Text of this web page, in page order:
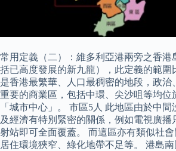
常用定義（二）：維多利亞港兩旁之香港
括已高度發展的新九龍），此定義的範圍
是香港最繁華、人口最稠密的地段，政治
重要的商業區，包括中環、尖沙咀等均位
「城市中心」。 市區5人 此地區由於中
及經濟有特別緊密的關係，例如電視廣播
射站即可全面覆蓋。 而這區亦有類似社會
居住環境狹窄、綠化地帶不足等。 港島